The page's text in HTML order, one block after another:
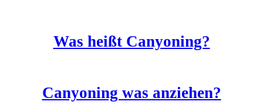
Was heißt Canyoning?
Canyoning was anziehen?